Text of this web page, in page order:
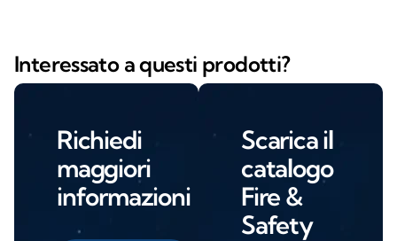
Interessato a questi prodotti?
Richiedi
maggiori
informazioni
Scarica il
catalogo
Fire &
Safety